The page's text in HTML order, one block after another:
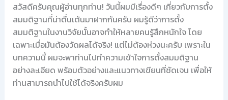
สวัสดีครับคุณผู้อ่านทุกท่าน! วันนี้ผมมีเรื่องดีๆ เกี่ยวกับการตั้ง
สมมติฐานที่น่าตื่นเต้นมาฝากกันครับ ผมรู้ดีว่าการตั้ง
สมมติฐานในงานวิจัยนั้นอาจทำให้หลายคนรู้สึกหนักใจ โดย
เฉพาะเมื่อมันต้องวัดผลได้จริง! แต่ไม่ต้องห่วงนะครับ เพราะใน
บทความนี้ ผมจะพาท่านไปทำความเข้าใจการตั้งสมมติฐาน
อย่างละเอียด พร้อมตัวอย่างและแนวทางเขียนที่ชัดเจน เพื่อให้
ท่านสามารถนำไปใช้ได้จริงครับผม